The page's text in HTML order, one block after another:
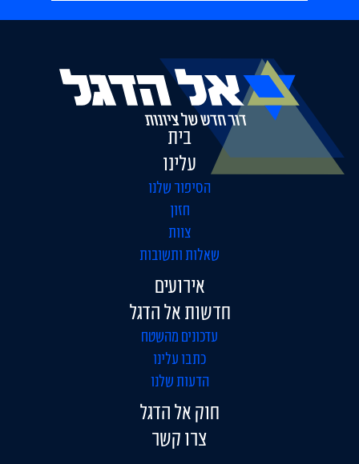
בית
עלינו
הסיפור שלנו
חזון
צוות
שאלות ותשובות
אירועים
חדשות אל הדגל
עדכונים מהשטח
כתבו עלינו
הדעות שלנו
חוק אל הדגל
צרו קשר